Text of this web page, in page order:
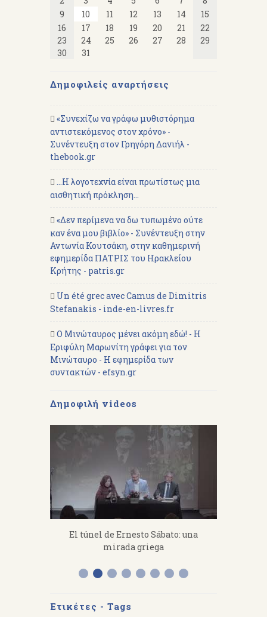
9
10 11 12 13 14
15
16
17 18 19 20 21
22
23
24 25 26 27 28
29
30
31
Δημοφιλείς αναρτήσεις
«Συνεχίζω να γράφω μυθιστόρημα
αντιστεκόμενος στον χρόνο» -
Συνέντευξη στον Γρηγόρη Δανιήλ -
thebook.gr
...Η λογοτεχνία είναι πρωτίστως μια
αισθητική πρόκληση...
«Δεν περίμενα να δω τυπωμένο ούτε
καν ένα μου βιβλίο» - Συνέντευξη στην
Αντωνία Κουτσάκη, στην καθημερινή
εφημερίδα ΠΑΤΡΙΣ του Ηρακλείου
Κρήτης - patris.gr
Un été grec avec Camus de Dimitris
Stefanakis - inde-en-livres.fr
Ο Μινώταυρος μένει ακόμη εδώ! - Η
Εριφύλη Μαρωνίτη γράφει για τον
Μινώταυρο - Η εφημερίδα των
συντακτών - efsyn.gr
Δημοφιλή videos
El túnel de Ernesto Sábato: una
mirada griega
Ετικέτες - Tags